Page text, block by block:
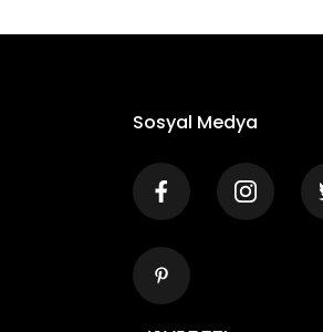
Sosyal Medya